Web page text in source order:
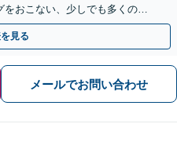
おこない、少しでも多くの返
見る
メールでお問い合わせ